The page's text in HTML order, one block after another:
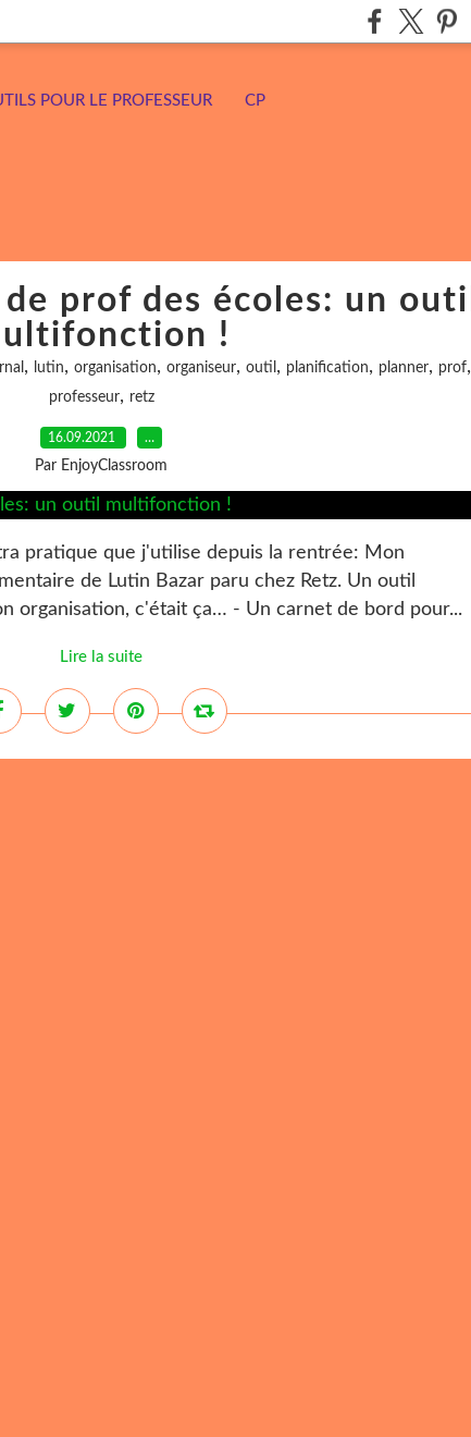
POUR LE PROFESSEUR CP
prof des écoles: un outil
!
, lutin, organisation, organiseur, outil , planification, planner, prof,
professeur, retz
16.09.2021 …
Par EnjoyClassroom
pratique que j'utilise depuis la rentrée: Mon
de Lutin Bazar paru chez Retz. Un outil
organisation, c'était ça… - Un carnet de bord pour...
Lire la suite